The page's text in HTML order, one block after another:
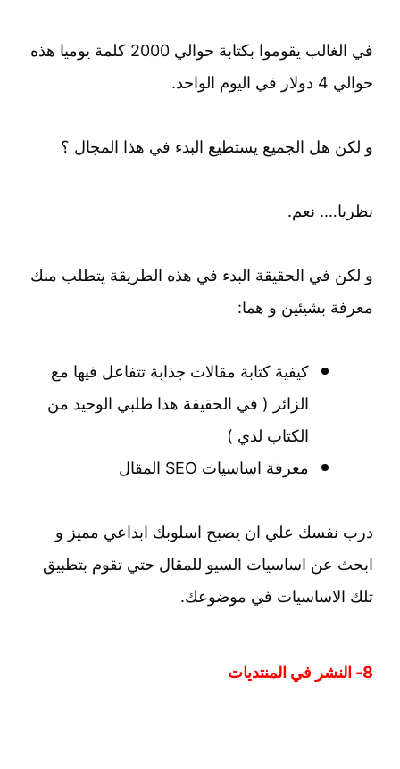
في الغالب يقوموا بكتابة حوالي 2000 كلمة يوميا هذه
حوالي 4 دولار في اليوم الواحد.
و لكن هل الجميع يستطيع البدء في هذا المجال ؟
نظريا…. نعم.
و لكن في الحقيقة البدء في هذه الطريقة يتطلب منك
معرفة بشيئين و هما:
كيفية كتابة مقالات جذابة تتفاعل فيها مع
الزائر ( في الحقيقة هذا طلبي الوحيد من
الكتاب لدي )
معرفة اساسيات SEO المقال
درب نفسك علي ان يصبح اسلوبك ابداعي مميز و
ابحث عن اساسيات السيو للمقال حتي تقوم بتطبيق
تلك الاساسيات في موضوعك.